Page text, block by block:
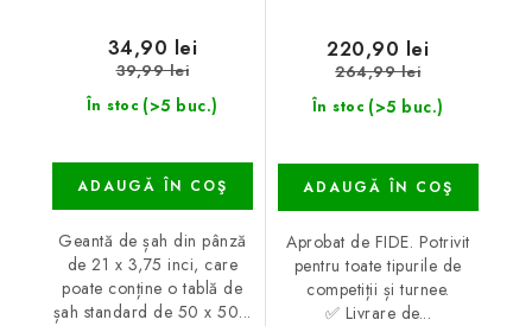
În stoc (>5 buc.)
34,90 lei
39,99 lei
ADAUGĂ ÎN COŞ
Geantă de șah din pânză
de 21 x 3,75 inci, care
poate conține o tablă de
șah standard de 50 x 50...
În stoc (>5 buc.)
220,90 lei
264,99 lei
ADAUGĂ ÎN COŞ
Aprobat de FIDE. Potrivit
pentru toate tipurile de
competiții și turnee.
✅ Livrare de...